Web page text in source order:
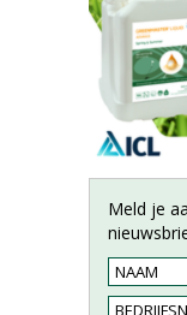
Meld je